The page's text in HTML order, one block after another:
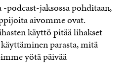
-podcast-jaksossa pohditaan,
aivomme ovat.
käyttö pitää lihakset
parasta, mitä
yötä päivää